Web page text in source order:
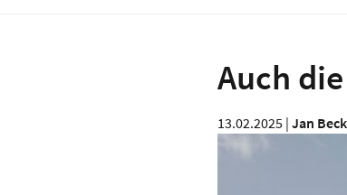
Auch
13.02.2025 | Jan